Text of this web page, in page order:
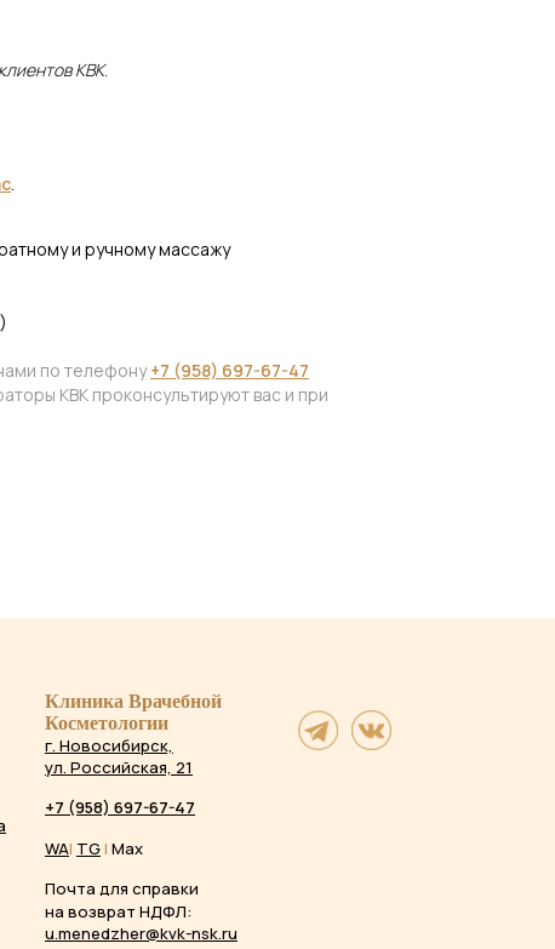
КВК.
.
и ручному массажу
по телефону+7 (958) 697-67-47
КВК проконсультируют вас и при
Клиника Врачебной
Косметологии
г. Новосибирск,
ул. Российская, 21
+7 (958) 697-67-47
WA| TG| Max
Почта для справки
на возврат НДФЛ:
u.menedzher@kvk-nsk.ru